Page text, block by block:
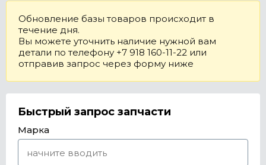
Обновление базы товаров происходит в
течение дня.
Вы можете уточнить наличие нужной вам
детали по телефону +7 918 160-11-22 или
отправив запрос через форму ниже
Быстрый запрос запчасти
Марка